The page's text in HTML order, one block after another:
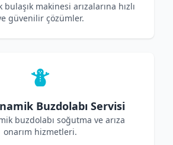
makinesi arızalarına hızlı
güvenilir çözümler.
Buzdolabı Servisi
buzdolabı soğutma ve arıza
onarım hizmetleri.